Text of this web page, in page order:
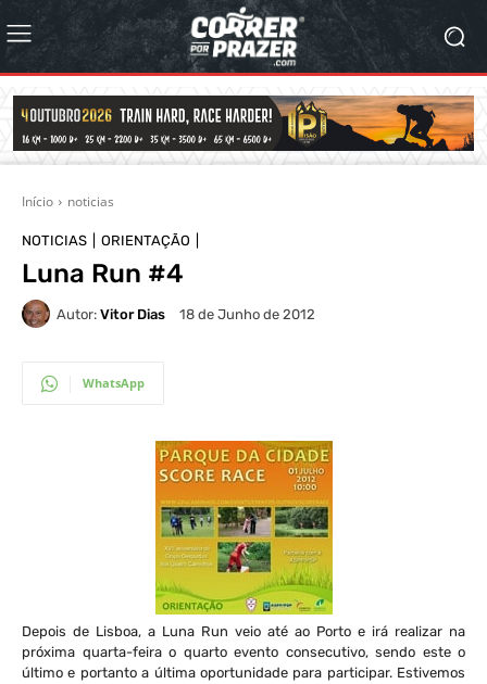
Início noticias
NOTICIAS ORIENTAÇÃO
Luna Run #4
Autor: Vitor Dias 18 de Junho de 2012
WhatsApp
Depois de Lisboa, a Luna Run veio até ao Porto e irá realizar na
próxima quarta-feira o quarto evento consecutivo, sendo este o
último e portanto a última oportunidade para participar. Estivemos